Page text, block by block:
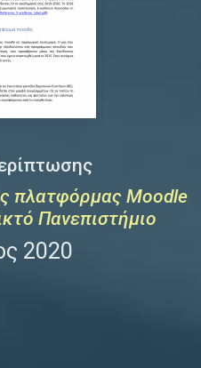
πλατφόρμας Moodle
Πανεπιστήμιο
2020